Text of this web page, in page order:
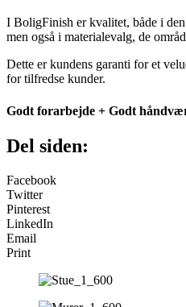
I BoligFinish er kvalitet, både i
men også i materialevalg, de
Dette er kundens garanti for et
for tilfredse kunder.
Godt forarbejde + Godt
Del siden:
Facebook
Twitter
Pinterest
LinkedIn
Email
Print